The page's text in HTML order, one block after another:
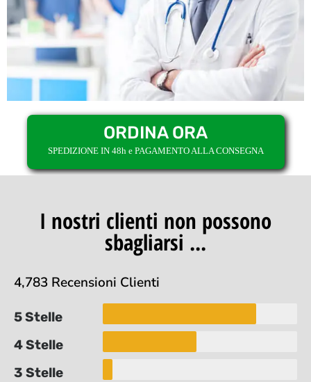
ORDINA ORA
SPEDIZIONE IN 48h e PAGAMENTO ALLA CONSEGNA
I nostri clienti non possono
sbagliarsi ...
4,783 Recensioni Clienti
5 Stelle
4 Stelle
3 Stelle